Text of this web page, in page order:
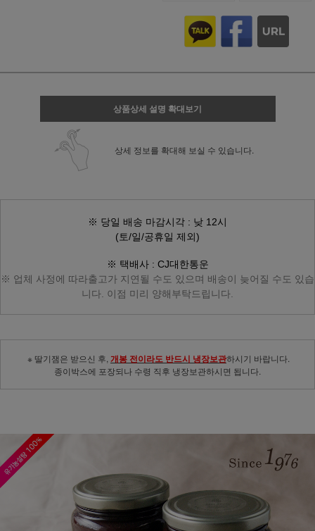
상품상세 설명 확대보기
상세 정보를 확대해 보실 수 있습니다.
※ 당일 배송 마감시각 : 낮 12시
(토/일/공휴일 제외)
※ 택배사 : CJ대한통운
※ 업체 사정에 따라출고가 지연될 수도 있으며 배송이 늦어질 수도 있습
니다. 이점 미리 양해부탁드립니다.
※ 딸기잼은 받으신 후, 개봉 전이라도 반드시 냉장보관하시기 바랍니다.
종이박스에 포장되나 수령 직후 냉장보관하시면 됩니다.